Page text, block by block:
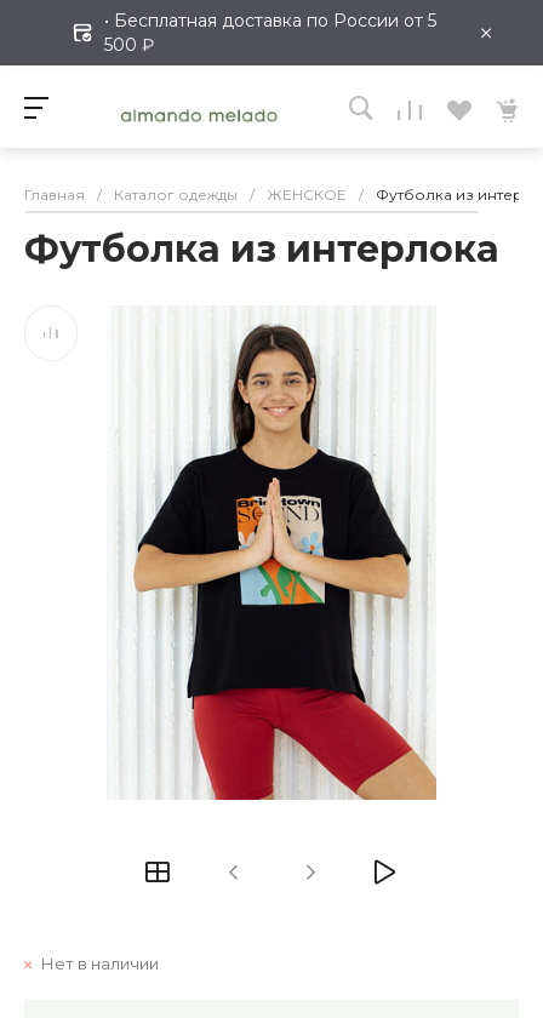
• Бесплатная доставка по России от 5
500 ₽
×
Главная / Каталог одежды / ЖЕНСКОЕ / Футболка из
Футболка из интерлока
Нет в наличии